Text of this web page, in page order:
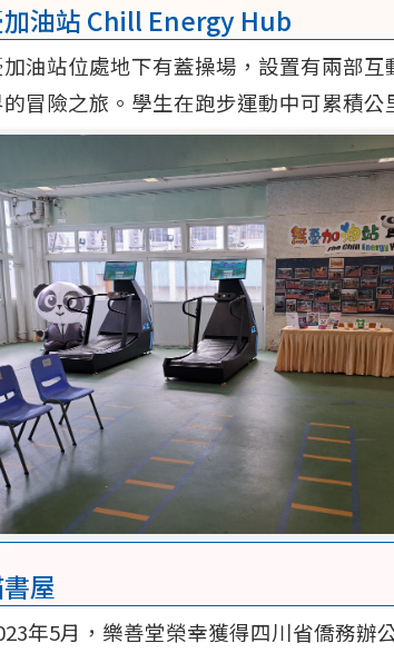
油站 Chill Energy Hub
油站位處地下有蓋操場，設置有兩部
冒險之旅。學生在跑步運動中可累積
屋
年5月，樂善堂榮幸獲得四川省僑務辦